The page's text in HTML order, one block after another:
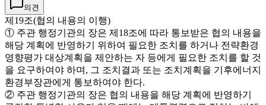
의견
제19조(협의 내용의 이행)
① 주관 행정기관의 장은 제18조에 따라 통보받은 협의 내용을
해당 계획에 반영하기 위하여 필요한 조치를 하거나 전략환경
영향평가 대상계획을 제안하는 자 등에게 필요한 조치를 할 것
을 요구하여야 하며, 그 조치결과 또는 조치계획을 기후에너지
환경부장관에게 통보하여야 한다.
② 주관 행정기관의 장은 협의 내용을 해당 계획에 반영하기